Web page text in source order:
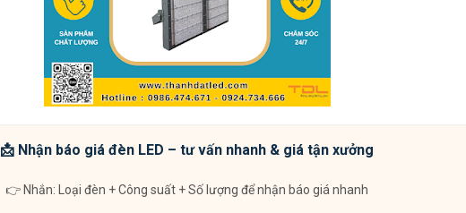
📩 Nhận báo giá đèn LED – tư vấn nhanh & giá tận xưởng
👉 Nhắn: Loại đèn + Công suất + Số lượng để nhận báo giá nhanh